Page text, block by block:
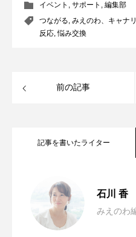
イベント , サポート , 編集部
つながる, みえのわ、キャナ
反応,悩み交換
前の記事
記事を書いたライター
石川 香
みえのわ
2026.03.02
2025.06.25